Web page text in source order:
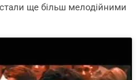
стали ще більш мелодійними